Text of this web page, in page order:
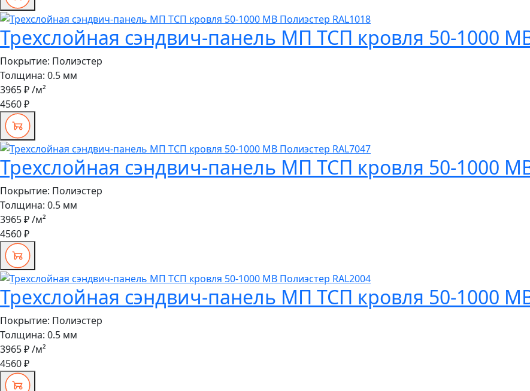
Трехслойная сэндвич-панель МП ТСП кровля 50-1000
Покрытие: Полиэстер
Толщина: 0.5 мм
3965 ₽/м²
4560 ₽
Трехслойная сэндвич-панель МП ТСП кровля 50-1000
Покрытие: Полиэстер
Толщина: 0.5 мм
3965 ₽/м²
4560 ₽
Трехслойная сэндвич-панель МП ТСП кровля 50-1000
Покрытие: Полиэстер
Толщина: 0.5 мм
3965 ₽/м²
4560 ₽